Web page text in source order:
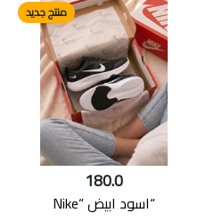
منتج جديد
180.0
“اسود ابيض “Nike